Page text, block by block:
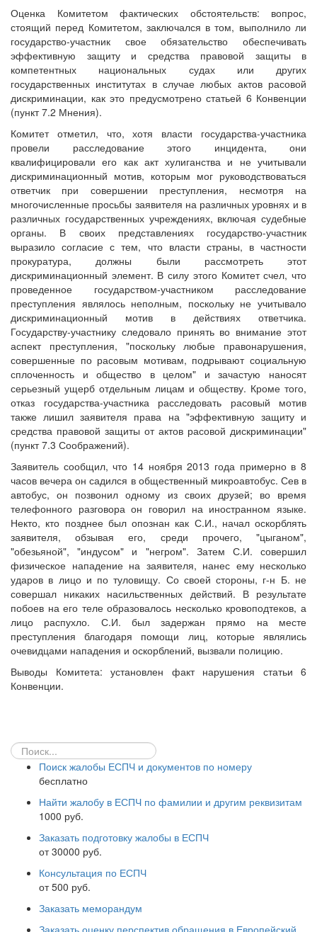
Оценка Комитетом фактических обстоятельств: вопрос,
стоящий перед Комитетом, заключался в том, выполнило ли
государство-участник свое обязательство обеспечивать
эффективную защиту и средства правовой защиты в
компетентных национальных судах или других
государственных институтах в случае любых актов расовой
дискриминации, как это предусмотрено статьей 6 Конвенции
(пункт 7.2 Мнения).
Комитет отметил, что, хотя власти государства-участника
провели расследование этого инцидента, они
квалифицировали его как акт хулиганства и не учитывали
дискриминационный мотив, которым мог руководствоваться
ответчик при совершении преступления, несмотря на
многочисленные просьбы заявителя на различных уровнях и в
различных государственных учреждениях, включая судебные
органы. В своих представлениях государство-участник
выразило согласие с тем, что власти страны, в частности
прокуратура, должны были рассмотреть этот
дискриминационный элемент. В силу этого Комитет счел, что
проведенное государством-участником расследование
преступления являлось неполным, поскольку не учитывало
дискриминационный мотив в действиях ответчика.
Государству-участнику следовало принять во внимание этот
аспект преступления, "поскольку любые правонарушения,
совершенные по расовым мотивам, подрывают социальную
сплоченность и общество в целом" и зачастую наносят
серьезный ущерб отдельным лицам и обществу. Кроме того,
отказ государства-участника расследовать расовый мотив
также лишил заявителя права на "эффективную защиту и
средства правовой защиты от актов расовой дискриминации"
(пункт 7.3 Соображений).
Заявитель сообщил, что 14 ноября 2013 года примерно в 8
часов вечера он садился в общественный микроавтобус. Сев в
автобус, он позвонил одному из своих друзей; во время
телефонного разговора он говорил на иностранном языке.
Некто, кто позднее был опознан как С.И., начал оскорблять
заявителя, обзывая его, среди прочего, "цыганом",
"обезьяной", "индусом" и "негром". Затем С.И. совершил
физическое нападение на заявителя, нанес ему несколько
ударов в лицо и по туловищу. Со своей стороны, г-н Б. не
совершал никаких насильственных действий. В результате
побоев на его теле образовалось несколько кровоподтеков, а
лицо распухло. С.И. был задержан прямо на месте
преступления благодаря помощи лиц, которые являлись
очевидцами нападения и оскорблений, вызвали полицию.
Выводы Комитета: установлен факт нарушения статьи 6
Конвенции.
Поиск жалобы ЕСПЧ и документов по номеру
бесплатно
Найти жалобу в ЕСПЧ по фамилии и другим реквизитам
1000 руб.
Заказать подготовку жалобы в ЕСПЧ
от 30000 руб.
Консультация по ЕСПЧ
от 500 руб.
Заказать меморандум